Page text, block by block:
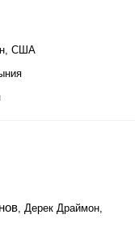
США
, Дерек Драймон,